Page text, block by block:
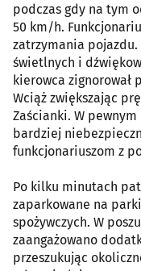
podczas gdy na tym
50 km/h.
zatrzymania pojazdu.
świetlnych i
kierowca zignorował
Wciąż zwiększając
Zaścianki. W
bardziej
funkcjonariuszom z
Po kilku minutach
zaparkowane na
spożywczych. W
zaangażowano
przeszukując